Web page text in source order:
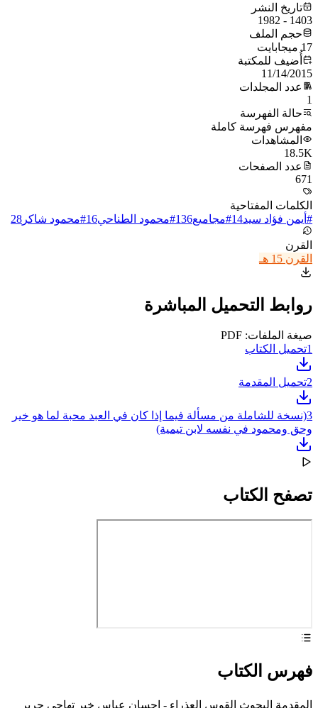
تاريخ النشر
1403 - 1982
حجم الملف
17 ميجابايت
أُضيف للمكتبة
11/14/2015
عدد المجلدات
1
حالة الفهرسة
مفهرس فهرسة كاملة
المشاهدات
18.5K
عدد الصفحات
671
الكلمات المفتاحية
# أيمن فؤاد سيد14
#مجاميع136
#محمود الطناحي16
#محمود شاكر 28
القرن
القرن 15 هـ
روابط التحميل المباشرة
صيغة الملفات: PDF
1تحميل الكتاب
2تحميل المقدمة
3(نسخة للشاملة من مسألة فيما إذا كان في العبد محبة لما هو خير
وحق ومحمود في نفسه لابن تيمية)
تصفح الكتاب
فهرس الكتاب
المقدمة البحوث القوس العذراء - إحسان عباس خبر تهاجي جرير